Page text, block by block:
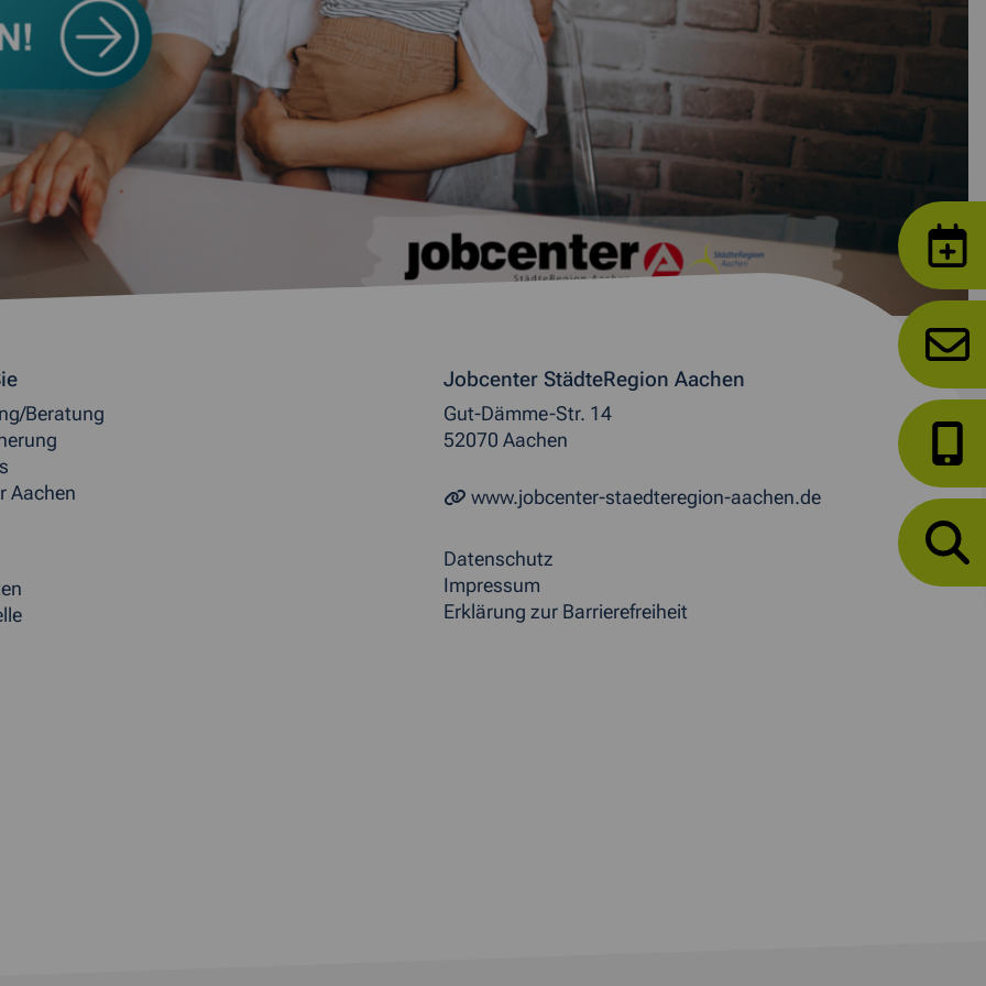
Beratung
Aachen
Jobcenter StädteRegion Aachen
Gut-Dämme-Str. 14
52070 Aachen
www.jobcenter-staedteregion-aachen.de
Datenschutz
Impressum
Erklärung zur Barrierefreiheit